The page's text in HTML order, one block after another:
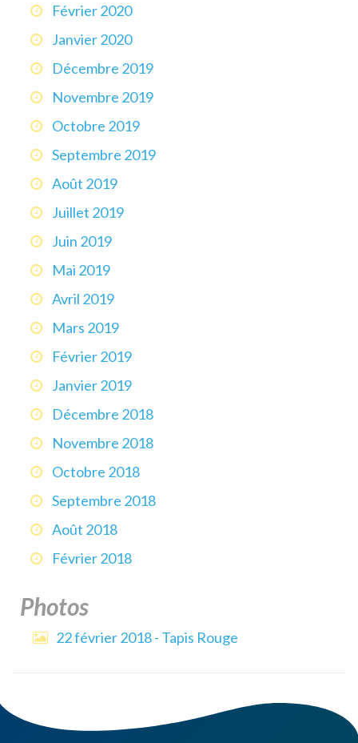
Février 2020
Janvier 2020
Décembre 2019
Novembre 2019
Octobre 2019
Septembre 2019
Août 2019
Juillet 2019
Juin 2019
Mai 2019
Avril 2019
Mars 2019
Février 2019
Janvier 2019
Décembre 2018
Novembre 2018
Octobre 2018
Septembre 2018
Août 2018
Février 2018
Photos
22 février 2018 - Tapis Rouge